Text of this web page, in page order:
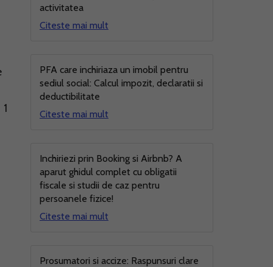
activitatea
Citeste mai mult
PFA care inchiriaza un imobil pentru
sediul social: Calcul impozit, declaratii si
deductibilitate
Citeste mai mult
Inchiriezi prin Booking si Airbnb? A
aparut ghidul complet cu obligatii
fiscale si studii de caz pentru
persoanele fizice!
Citeste mai mult
Prosumatori si accize: Raspunsuri clare